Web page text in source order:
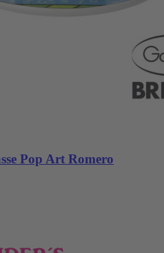
Pop Art Romero